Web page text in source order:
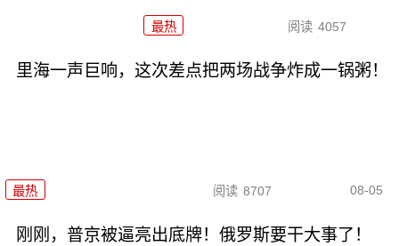
最热 阅读 4057
里海一声巨响，这次差点把两场战争炸成一锅粥！
最热 阅读 8707 08-05
刚刚，普京被逼亮出底牌！俄罗斯要干大事了！